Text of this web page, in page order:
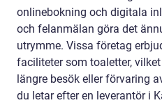
onlinebokning och digitala
och felanmälan göra det
utrymme. Vissa företag
faciliteter som toaletter,
längre besök eller förvaring
du letar efter en leverantör i